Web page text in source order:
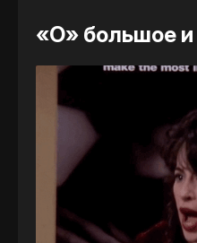
«O» большое